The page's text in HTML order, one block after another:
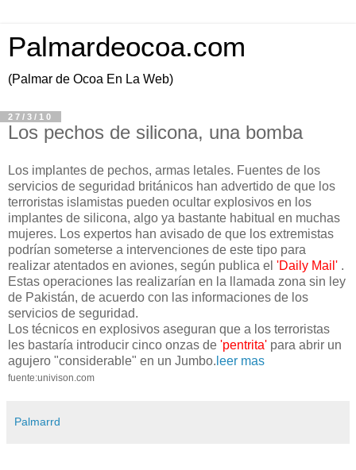
Palmardeocoa.com
(Palmar de Ocoa En La Web)
27/3/10
Los pechos de silicona, una bomba
Los implantes de pechos, armas letales. Fuentes de los
servicios de seguridad británicos han advertido de que los
terroristas islamistas pueden ocultar explosivos en los
implantes de silicona, algo ya bastante habitual en muchas
mujeres. Los expertos han avisado de que los extremistas
podrían someterse a intervenciones de este tipo para
realizar atentados en aviones, según publica el 'Daily Mail' .
Estas operaciones las realizarían en la llamada zona sin ley
de Pakistán, de acuerdo con las informaciones de los
servicios de seguridad.
Los técnicos en explosivos aseguran que a los terroristas
les bastaría introducir cinco onzas de 'pentrita' para abrir un
agujero "considerable" en un Jumbo. leer mas
fuente:univison.com
Palmarrd